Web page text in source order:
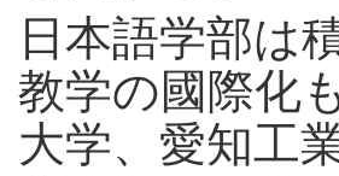
日本語学部は
教学の國際化
大学、愛知工